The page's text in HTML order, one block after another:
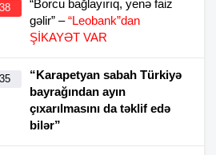
“Borcu bağlayırıq, yenə faiz
gəlir” –“Leobank”dan
ŞİKAYƏT VAR
“Karapetyan sabah Türkiyə
bayrağından ayın
çıxarılmasını da təklif edə
bilər”